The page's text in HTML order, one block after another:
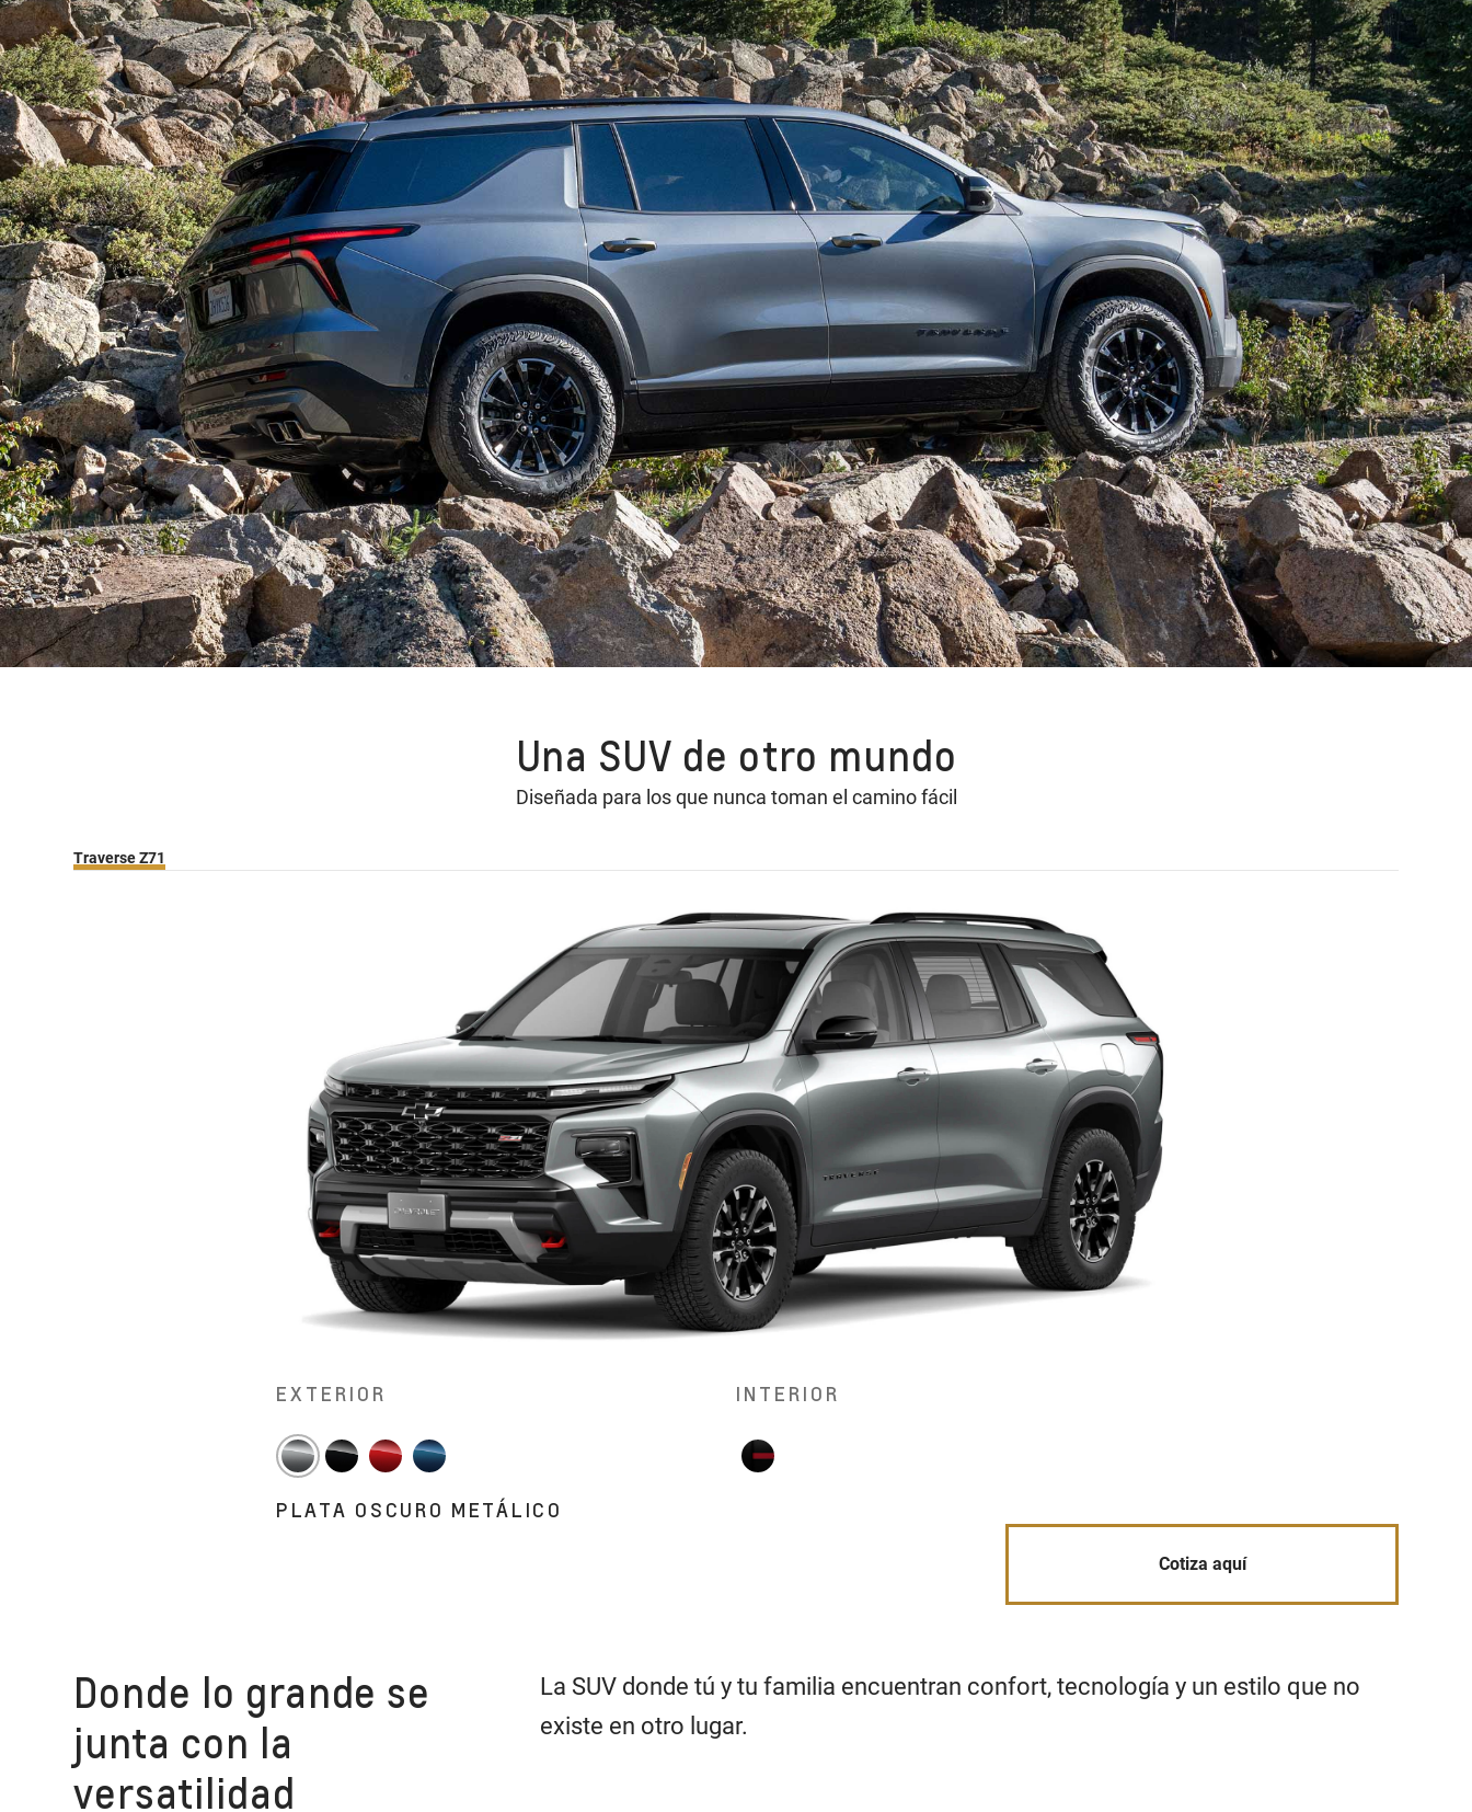
Una SUV de otro mundo
Diseñada para los que nunca toman el camino fácil
Traverse Z71
EXTERIOR INTERIOR
PLATA OSCURO METÁLICO
Cotiza aquí
Donde lo grande se
junta con la
versatilidad
La SUV donde tú y tu familia encuentran confort, tecnología y un estilo que no
existe en otro lugar.